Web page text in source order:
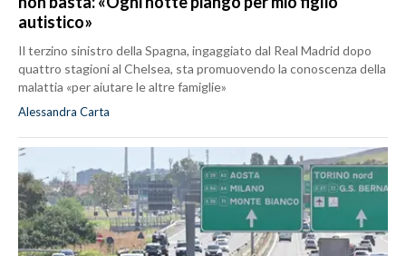
autistico»
Il terzino sinistro della Spagna, ingaggiato dal Real Madrid dopo
quattro stagioni al Chelsea, sta promuovendo la conoscenza della
malattia «per aiutare le altre famiglie»
Alessandra Carta